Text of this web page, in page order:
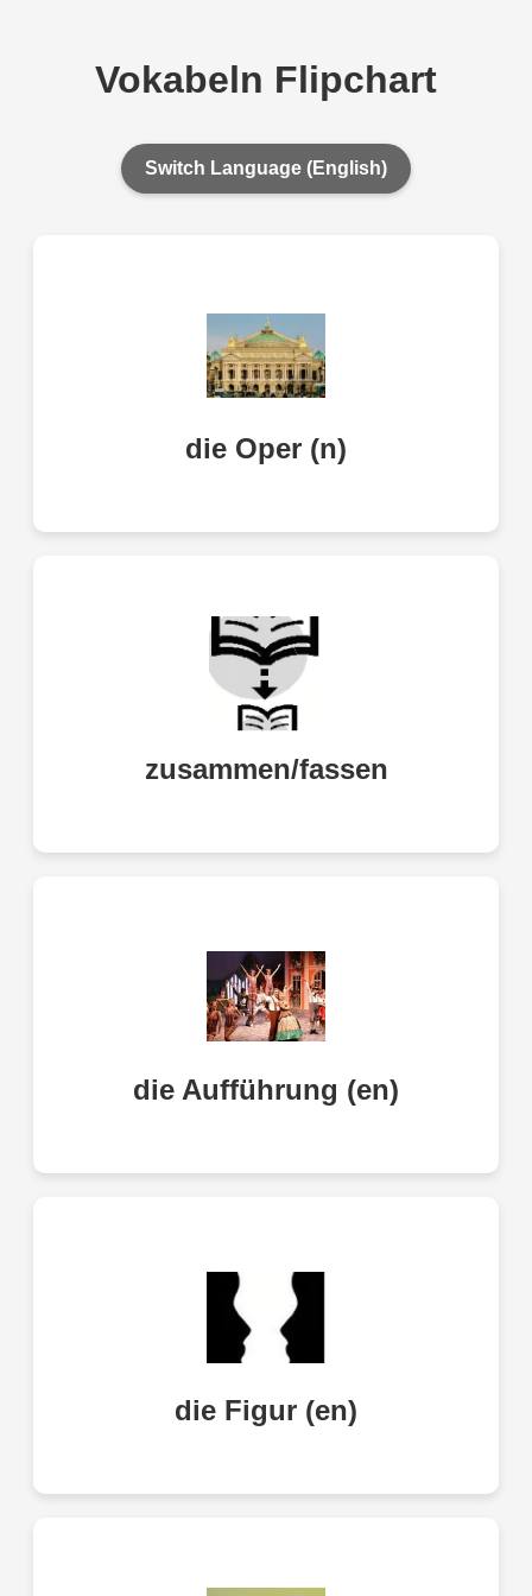
Vokabeln Flipchart
Switch Language (English)
die Oper (n)
opera
zusammen/fassen
to summarize, to resume
die Aufführung (en)
performance, show
die Figur (en)
character, figure